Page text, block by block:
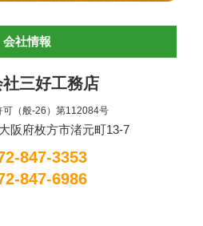
会社情報
三好工務店
可（般-26）第112084号
阪府枚方市渚元町13-7
847-3353
847-6986